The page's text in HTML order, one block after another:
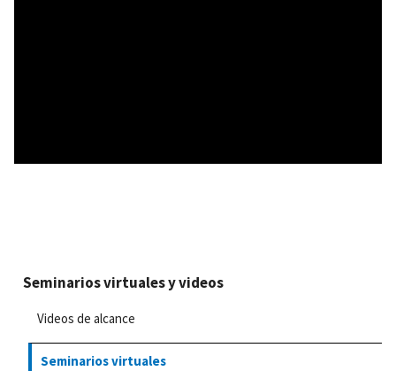
Seminarios virtuales y videos
Videos de alcance
Seminarios virtuales